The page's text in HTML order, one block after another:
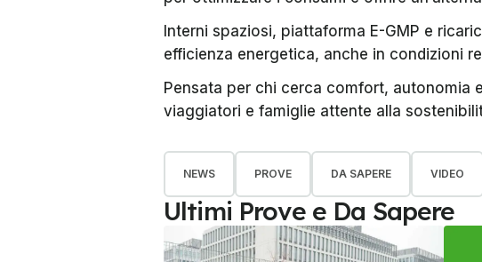
Interni spaziosi, piattaforma E-GMP e
efficienza energetica, anche in condizioni
Pensata per chi cerca comfort, autonomia
viaggiatori e famiglie attente alla
NEWS PROVE DA SAPERE VIDEO
Ultimi Prove e Da Sapere